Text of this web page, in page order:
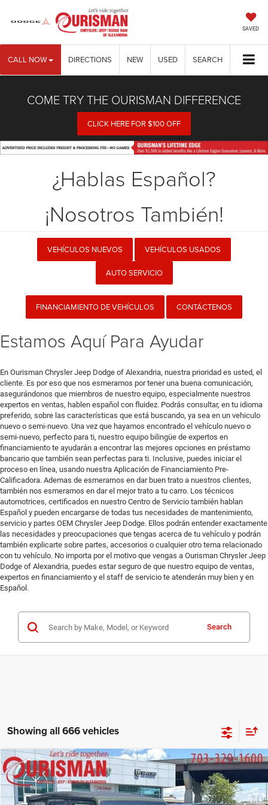
SAVED
CALL NOW DIRECTIONS NEW USED SEARCH
COME TRY THE OURISMAN DIFFERENCE
CLICK HERE FOR $100 OFF
¿Hablas Español?
¡Nosotros También!
VEHÍCULOS NUEVOS VEHÍCULOS USADOS
AUTO SERVICIO
FINANCIAMIENTO DE VEHÍCULOS CONTÁCTENOS
Estamos Aquí Para Ayudar
En Ourisman Chrysler Jeep Dodge of Alexandria, nuestra prioridad es usted, el
cliente. Es por eso que nos esmeramos por tener una buena comunicación,
asegurándonos que miembros de nuestro equipo, especialmente nuestros
expertos en ventas, hablen español con fluidez. Podrás consultar, en tu idioma
preferido, sobre las características que está buscando, ya sea en un vehiculo
nuevo o semi-nuevo. Una vez que hayamos encontrado el vehículo nuevo o
semi-nuevo, perfecto para ti, nuestro equipo bilingüe de expertos en
financiamiento te ayudarán a encontrar las mejores opciones en préstamo
bancario que también sean perfectas para ti. Inclusive, puedes iniciar el
proceso en línea, usando nuestra Aplicación de Financiamiento Pre-
Calificadora. Ademas de esmerarnos en dar buen trato a nuestros clientes,
también nos esmeramos en dar el mejor trato a tu carro. Los técnicos
automotrices, certificados en nuestro Centro de Servicio también hablan
Español y pueden encargarse de todas tus necesidades de mantenimiento,
servicio y partes OEM Chrysler Jeep Dodge. Ellos podrán entender exactamente
las necesidades y preocupaciones que tengas acerca de tu vehículo y podrán
también explicarte sobre partes, accesorios o cualquier otro tema relacionado
con tu vehículo. No importa por el motivo que vengas a Ourisman Chrysler Jeep
Dodge of Alexandria, puedes estar seguro de que nuestro equipo de ventas,
expertos en financiamiento y el staff de servicio te atenderán muy bien y en
Español.
Search
Showing all 666 vehicles
2022Jeep Wrangler UnlimitedWillys 4x4
Special Offer
$26,159
FINAL PRICE:
Compare Vehicle